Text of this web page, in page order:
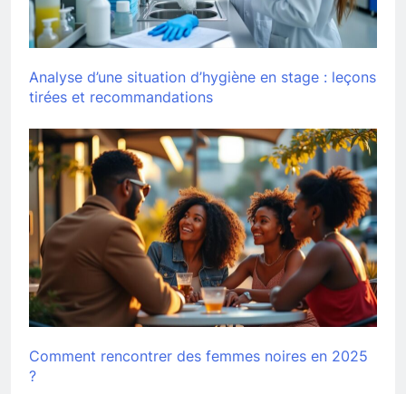
Analyse d’une situation d’hygiène en stage : leçons
tirées et recommandations
Comment rencontrer des femmes noires en 2025
?